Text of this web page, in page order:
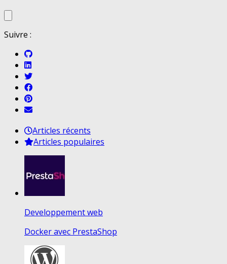
Suivre :
Articles récents
Articles populaires
Developpement web
Docker avec PrestaShop